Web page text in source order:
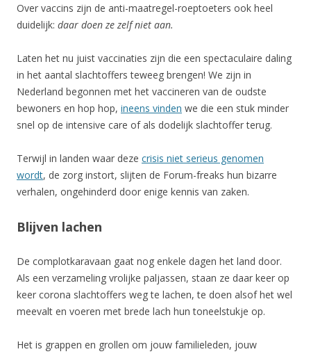
Over vaccins zijn de anti-maatregel-roeptoeters ook heel
duidelijk: daar doen ze zelf niet aan.
Laten het nu juist vaccinaties zijn die een spectaculaire daling
in het aantal slachtoffers teweeg brengen! We zijn in
Nederland begonnen met het vaccineren van de oudste
bewoners en hop hop, ineens vinden we die een stuk minder
snel op de intensive care of als dodelijk slachtoffer terug.
Terwijl in landen waar deze crisis niet serieus genomen
wordt, de zorg instort, slijten de Forum-freaks hun bizarre
verhalen, ongehinderd door enige kennis van zaken.
Blijven lachen
De complotkaravaan gaat nog enkele dagen het land door.
Als een verzameling vrolijke paljassen, staan ze daar keer op
keer corona slachtoffers weg te lachen, te doen alsof het wel
meevalt en voeren met brede lach hun toneelstukje op.
Het is grappen en grollen om jouw familieleden, jouw